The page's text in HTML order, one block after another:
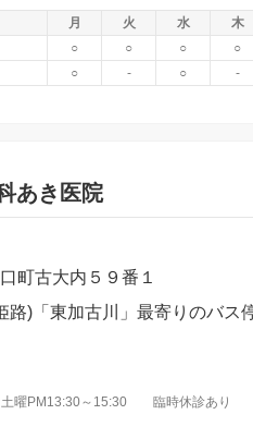
月 火 水
木
○ ○ ○
○
○ - ○ -
あき医院
町古大内５９番１
土曜PM13:30～15:30 臨時休診あり